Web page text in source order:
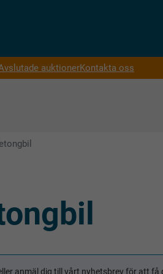
auktionerKontakta oss
anmäl dig till vårt nyhetsbrev för att få